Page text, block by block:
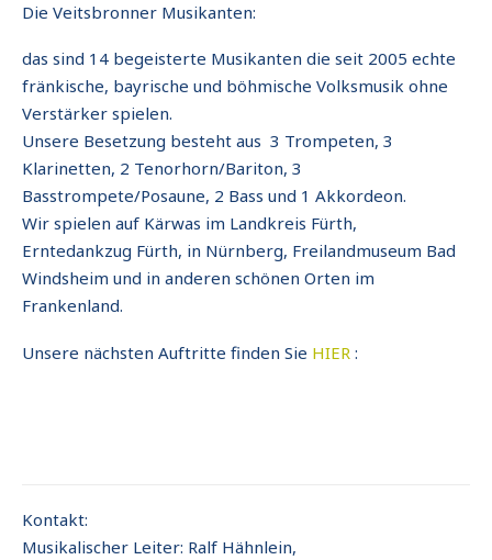
Die Veitsbronner Musikanten:
das sind 14 begeisterte Musikanten die seit 2005 echte
fränkische, bayrische und böhmische Volksmusik ohne
Verstärker spielen.
Unsere Besetzung besteht aus 3 Trompeten, 3
Klarinetten, 2 Tenorhorn/Bariton, 3
Basstrompete/Posaune, 2 Bass und 1 Akkordeon.
Wir spielen auf Kärwas im Landkreis Fürth,
Erntedankzug Fürth, in Nürnberg, Freilandmuseum Bad
Windsheim und in anderen schönen Orten im
Frankenland.
Unsere nächsten Auftritte finden Sie HIER :
Kontakt:
Musikalischer Leiter: Ralf Hähnlein,